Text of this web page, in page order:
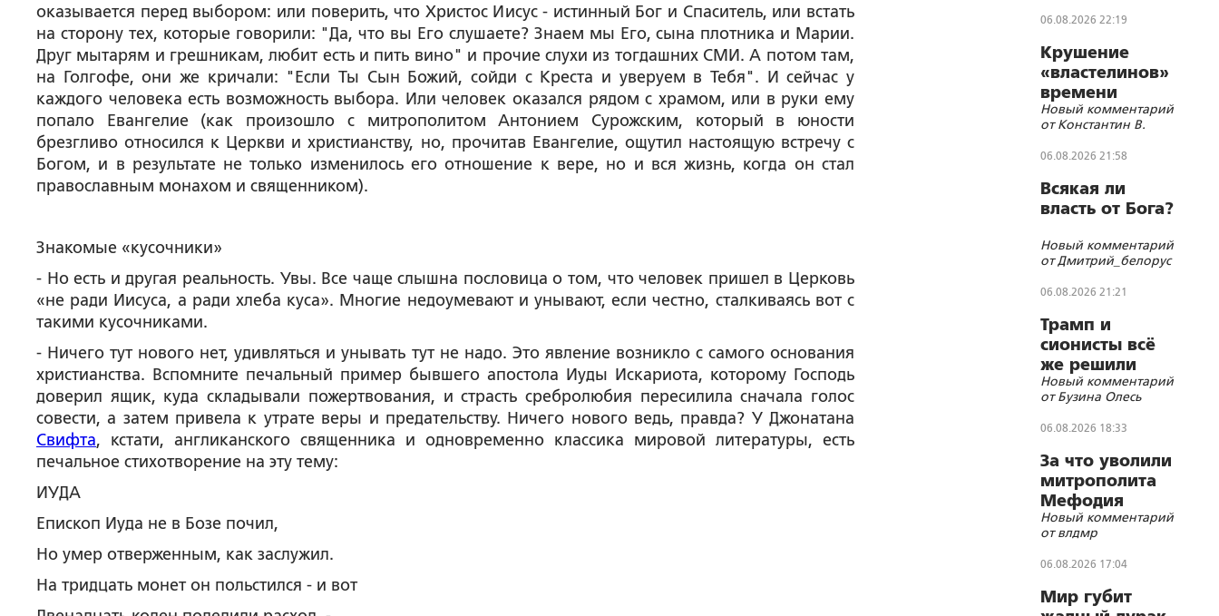
оказывается перед выбором: или поверить, что Христос Иисус - истинный Бог и Спаситель, или встать
на сторону тех, которые говорили: "Да, что вы Его слушаете? Знаем мы Его, сына плотника и Марии.
Друг мытарям и грешникам, любит есть и пить вино" и прочие слухи из тогдашних СМИ. А потом там,
на Голгофе, они же кричали: "Если Ты Сын Божий, сойди с Креста и уверуем в Тебя". И сейчас у
каждого человека есть возможность выбора. Или человек оказался рядом с храмом, или в руки ему
попало Евангелие (как произошло с митрополитом Антонием Сурожским, который в юности
брезгливо относился к Церкви и христианству, но, прочитав Евангелие, ощутил настоящую встречу с
Богом, и в результате не только изменилось его отношение к вере, но и вся жизнь, когда он стал
православным монахом и священником).
Знакомые «кусочники»
- Но есть и другая реальность. Увы. Все чаще слышна пословица о том, что человек пришел в Церковь
«не ради Иисуса, а ради хлеба куса». Многие недоумевают и унывают, если честно, сталкиваясь вот с
такими кусочниками.
- Ничего тут нового нет, удивляться и унывать тут не надо. Это явление возникло с самого основания
христианства. Вспомните печальный пример бывшего апостола Иуды Искариота, которому Господь
доверил ящик, куда складывали пожертвования, и страсть сребролюбия пересилила сначала голос
совести, а затем привела к утрате веры и предательству. Ничего нового ведь, правда? У Джонатана
Свифта, кстати, англиканского священника и одновременно классика мировой литературы, есть
печальное стихотворение на эту тему:
ИУДА
Епископ Иуда не в Бозе почил,
Но умер отверженным, как заслужил.
На тридцать монет он польстился - и вот
06.08.2026 22:19
Крушение
«властелинов»
времени
Новый комментарий
от Константин В.
06.08.2026 21:58
Всякая ли
власть от Бога?
Новый комментарий
от Дмитрий_белорус
06.08.2026 21:21
Трамп и
сионисты всё
же решили
убить лидера
Ирана
Новый комментарий
от Бузина Олесь
06.08.2026 18:33
За что уволили
митрополита
Мефодия
(Немцова)?
Новый комментарий
от влдмр
06.08.2026 17:04
Мир губит